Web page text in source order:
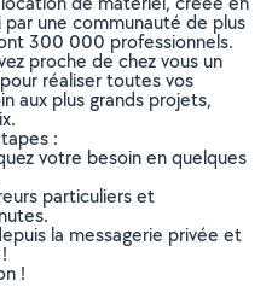
une communauté de plus
300 000 professionnels.
proche de chez vous un
réaliser toutes vos
aux plus grands projets,
:
votre besoin en quelques
particuliers et
la messagerie privée et
!